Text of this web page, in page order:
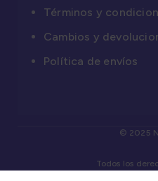
Términos y
Cambios y
Política de envíos
© 2025
Todos los